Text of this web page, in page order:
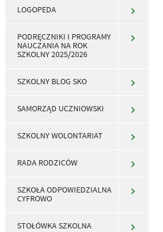
LOGOPEDA
PODRĘCZNIKI I PROGRAMY
NAUCZANIA NA ROK
SZKOLNY 2025/2026
SZKOLNY BLOG SKO
SAMORZĄD UCZNIOWSKI
SZKOLNY WOLONTARIAT
RADA RODZICÓW
SZKOŁA ODPOWIEDZIALNA
CYFROWO
STOŁÓWKA SZKOLNA